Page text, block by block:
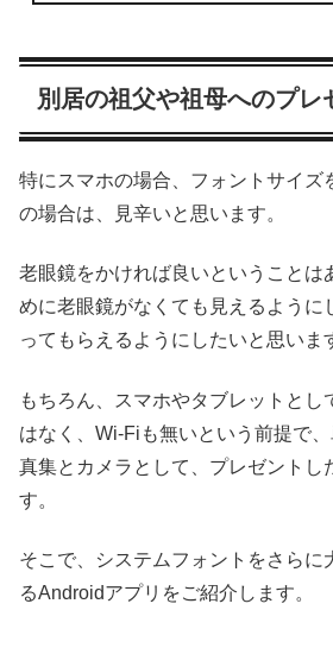
別居の祖父や祖母へのプレ
特にスマホの場合、フォントサイズ
の場合は、見辛いと思います。
老眼鏡をかければ良いということは
めに老眼鏡がなくても見えるように
ってもらえるようにしたいと思いま
もちろん、スマホやタブレットとし
はなく、Wi-Fiも無いという前提で
真集とカメラとして、プレゼントし
す。
そこで、システムフォントをさらに
るAndroidアプリをご紹介します。